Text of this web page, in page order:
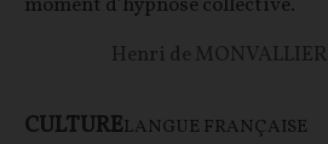
moment d’hypnose collective.
Henri de MONVALLIER
CULTURELANGUE FRANÇAISE